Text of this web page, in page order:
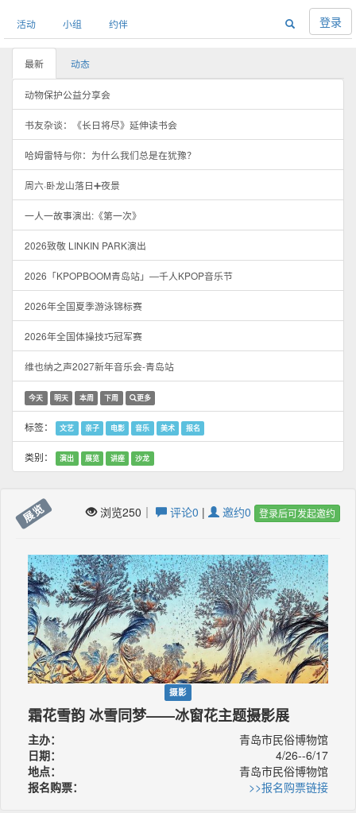
活动 小组 约伴 登录
最新 动态
动物保护公益分享会
书友杂谈：《长日将尽》延伸读书会
哈姆雷特与你：为什么我们总是在犹豫？
周六·卧龙山落日➕夜景
一人一故事演出:《第一次》
2026致敬 LINKIN PARK演出
2026「KPOPBOOM青岛站」—千人KPOP音乐节
2026年全国夏季游泳锦标赛
2026年全国体操技巧冠军赛
维也纳之声2027新年音乐会-青岛站
今天 明天 本周 下周 更多
标签： 文艺 亲子 电影 音乐 美术 报名
类别： 演出 展览 讲座 沙龙
展览 浏览250｜ 评论0 | 邀约0 登录后可发起邀约
摄影
霜花雪韵 冰雪同梦——冰窗花主题摄影展
主办：
青岛市民俗博物馆
日期：
4/26--6/17
地点：
青岛市民俗博物馆
报名购票：
>>报名购票链接